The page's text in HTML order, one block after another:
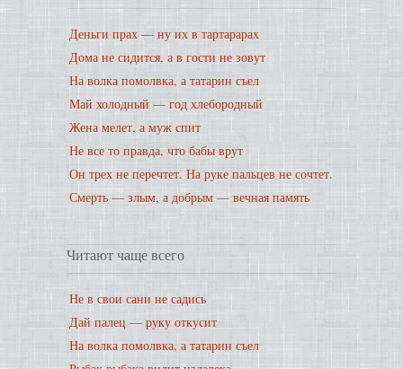
Деньги прах — ну их в тартарарах
Дома не сидится, а в гости не зовут
На волка помолвка, а татарин съел
Май холодный — год хлебородный
Жена мелет, а муж спит
Не все то правда, что бабы врут
Он трех не перечтет. На руке пальцев не сочтет.
Смерть — злым, а добрым — вечная память
Читают чаще всего
Не в свои сани не садись
Дай палец — руку откусит
На волка помолвка, а татарин съел